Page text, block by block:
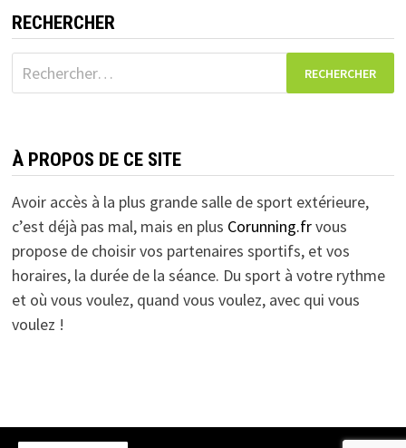
RECHERCHER
Rechercher :
À PROPOS DE CE SITE
Avoir accès à la plus grande salle de sport extérieure,
c’est déjà pas mal, mais en plus Corunning.frvous
propose de choisir vos partenaires sportifs, et vos
horaires, la durée de la séance. Du sport à votre rythme
et où vous voulez, quand vous voulez, avec qui vous
voulez !